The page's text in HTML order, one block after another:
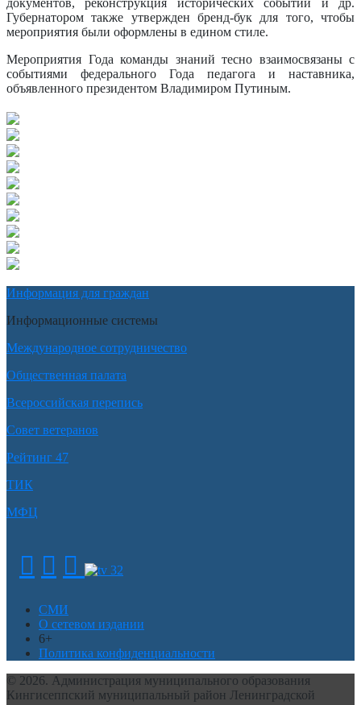
документов, реконструкция исторических событий и др.
Губернатором также утвержден бренд-бук для того, чтобы
мероприятия были оформлены в едином стиле.
Мероприятия Года команды знаний тесно взаимосвязаны с
событиями федерального Года педагога и наставника,
объявленного президентом Владимиром Путиным.
Информация для граждан
Информационные системы
Международное сотрудничество
Общественная палата
Всероссийская перепись
Совет ветеранов
Рейтинг 47
ТИК
МФЦ
СМИ
О сетевом издании
6+
Политика конфиденциальности
© 2026. Администрация муниципального образования
Кингисеппский муниципальный район Ленинградской